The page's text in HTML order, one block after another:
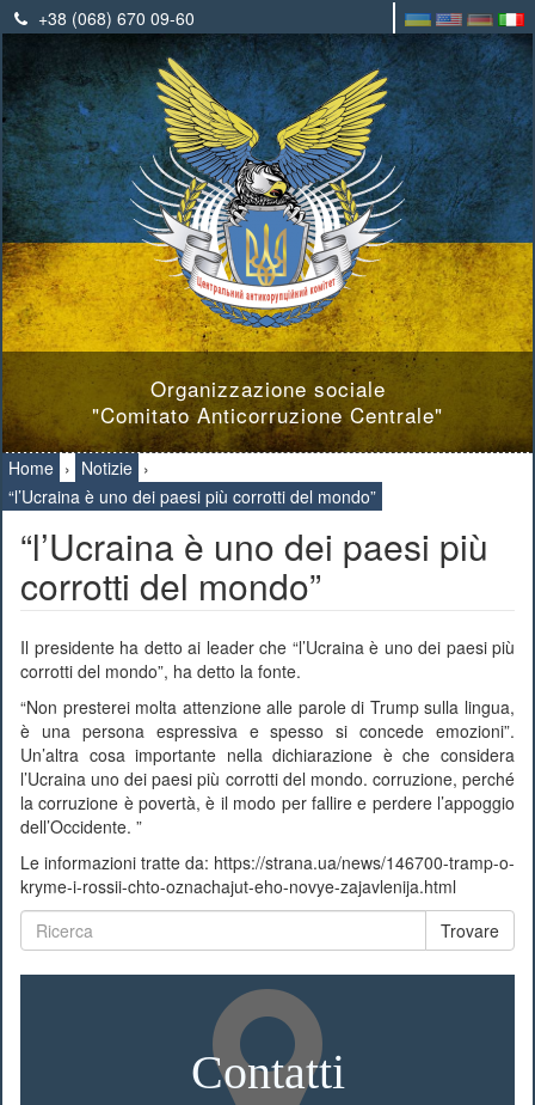
+38 (068) 670 09-60
Organizzazione sociale
"Comitato Anticorruzione Centrale"
Home › Notizie ›
“l’Ucraina è uno dei paesi più corrotti del mondo”
“l’Ucraina è uno dei paesi più
corrotti del mondo”
Il presidente ha detto ai leader che “l’Ucraina è uno dei paesi più
corrotti del mondo”, ha detto la fonte.
“Non presterei molta attenzione alle parole di Trump sulla lingua,
è una persona espressiva e spesso si concede emozioni”.
Un’altra cosa importante nella dichiarazione è che considera
l’Ucraina uno dei paesi più corrotti del mondo. corruzione, perché
la corruzione è povertà, è il modo per fallire e perdere l’appoggio
dell’Occidente. ”
Le informazioni tratte da: https://strana.ua/news/146700-tramp-o-
kryme-i-rossii-chto-oznachajut-eho-novye-zajavlenija.html
Trovare
Contatti